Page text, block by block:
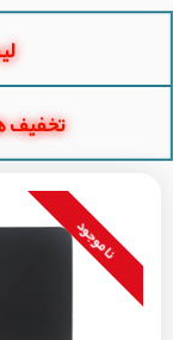
تخفیف های
نا موجود